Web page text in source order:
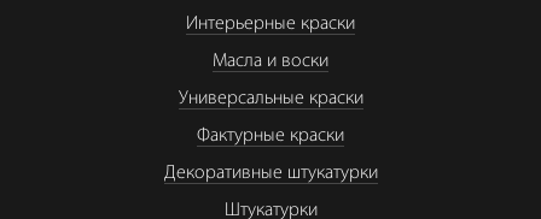
Интерьерные краски
Масла и воски
Универсальные краски
Фактурные краски
Декоративные штукатурки
Штукатурки